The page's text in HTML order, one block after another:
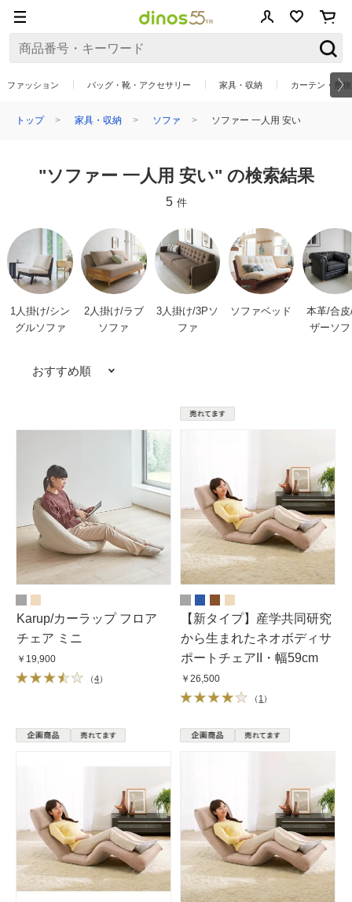
ファッション バッグ・靴・アクセサリー 家具・収納 カーテン・敷
トップ 家具・収納 ソファ ソファー 一人用 安い
"ソファー 一人用 安い" の検索結果
5 件
1人掛け/シン
グルソファ
2人掛け/ラブ
ソファ
3人掛け/3Pソ
ファ
ソファベッド
本革/合
ザーソ
おすすめ順
Karup/カーラップ フロア
チェア ミニ
￥19,900
（4）
【新タイプ】産学共同研究
から生まれたネオボディサ
ポートチェアII・幅59cm
￥26,500
（ 1 ）